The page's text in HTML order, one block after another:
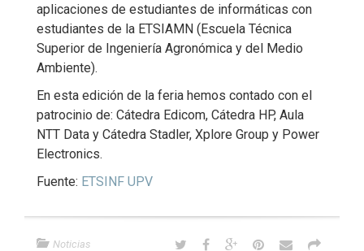
aplicaciones de estudiantes de informáticas con
estudiantes de la ETSIAMN (Escuela Técnica
Superior de Ingeniería Agronómica y del Medio
Ambiente).
En esta edición de la feria hemos contado con el
patrocinio de: Cátedra Edicom, Cátedra HP, Aula
NTT Data y Cátedra Stadler, Xplore Group y Power
Electronics.
Fuente: ETSINF UPV
Noticias